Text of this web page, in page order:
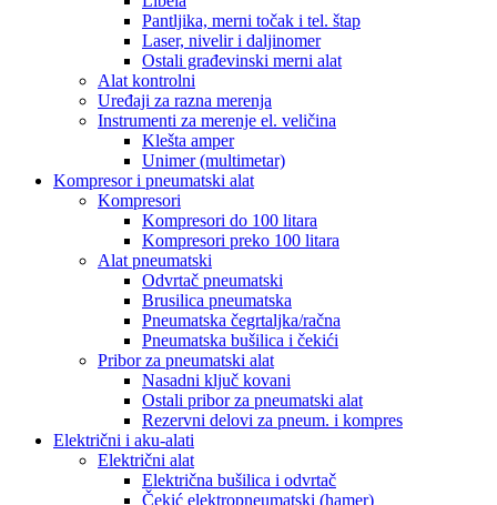
Pantljika, merni točak i tel. štap
Laser, nivelir i daljinomer
Ostali građevinski merni alat
Alat kontrolni
Uređaji za razna merenja
Instrumenti za merenje el. veličina
Klešta amper
Unimer (multimetar)
Kompresor i pneumatski alat
Kompresori
Kompresori do 100 litara
Kompresori preko 100 litara
Alat pneumatski
Odvrtač pneumatski
Brusilica pneumatska
Pneumatska čegrtaljka/račna
Pneumatska bušilica i čekići
Pribor za pneumatski alat
Nasadni ključ kovani
Ostali pribor za pneumatski alat
Rezervni delovi za pneum. i kompres
Električni i aku-alati
Električni alat
Električna bušilica i odvrtač
Čekić elektropneumatski (hamer)